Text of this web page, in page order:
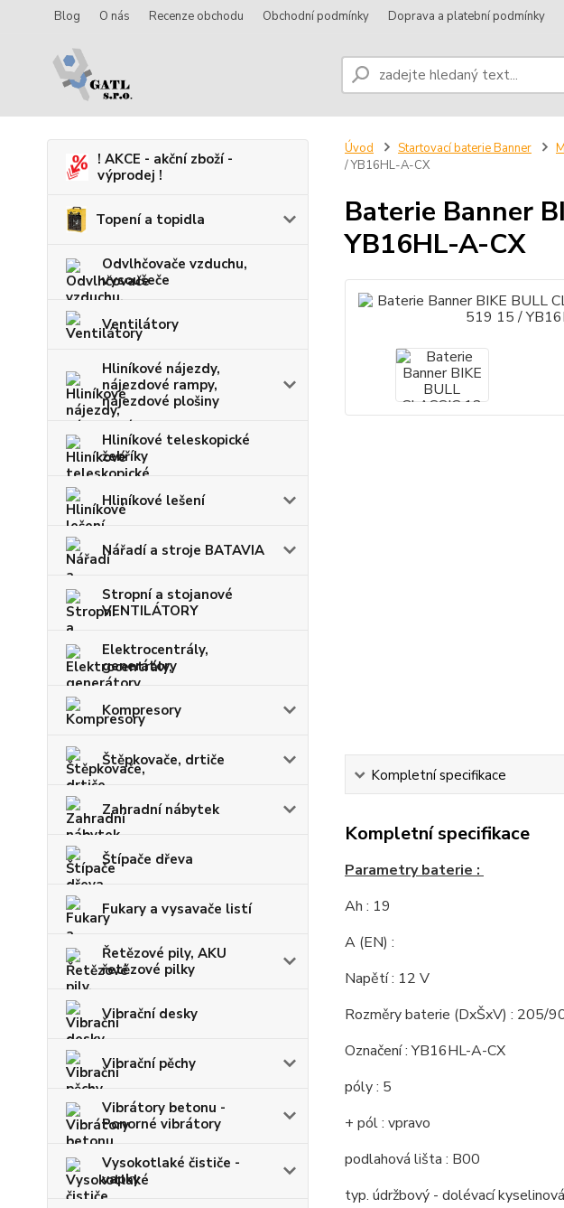
Blog O nás Recenze obchodu Obchodní podmínky Doprava a platební podmínky
! AKCE - akční zboží -
výprodej !
Topení a topidla
Odvlhčovače vzduchu,
vysoušeče
Ventilátory
Hliníkové nájezdy,
nájezdové rampy,
nájezdové plošiny
Hliníkové teleskopické
žebříky
Hliníkové lešení
Nářadí a stroje BATAVIA
Stropní a stojanové
VENTILÁTORY
Elektrocentrály,
generátory
Kompresory
Štěpkovače, drtiče
Zahradní nábytek
Štípače dřeva
Fukary a vysavače listí
Řetězové pily, AKU
řetězové pilky
Vibrační desky
Vibrační pěchy
Vibrátory betonu -
Ponorné vibrátory
Vysokotlaké čističe -
vapky
Úvod Startovací baterie Banner
/ YB16HL-A-CX
Baterie Banner
YB16HL-A-CX
Kompletní specifikace
Kompletní specifikace
Parametry baterie :
Ah : 19
A (EN) :
Napětí : 12 V
Rozměry baterie (DxŠxV) : 205/
Označení : YB16HL-A-CX
póly : 5
+ pól : vpravo
podlahová lišta : B00
typ. údržbový - dolévací kyselinová